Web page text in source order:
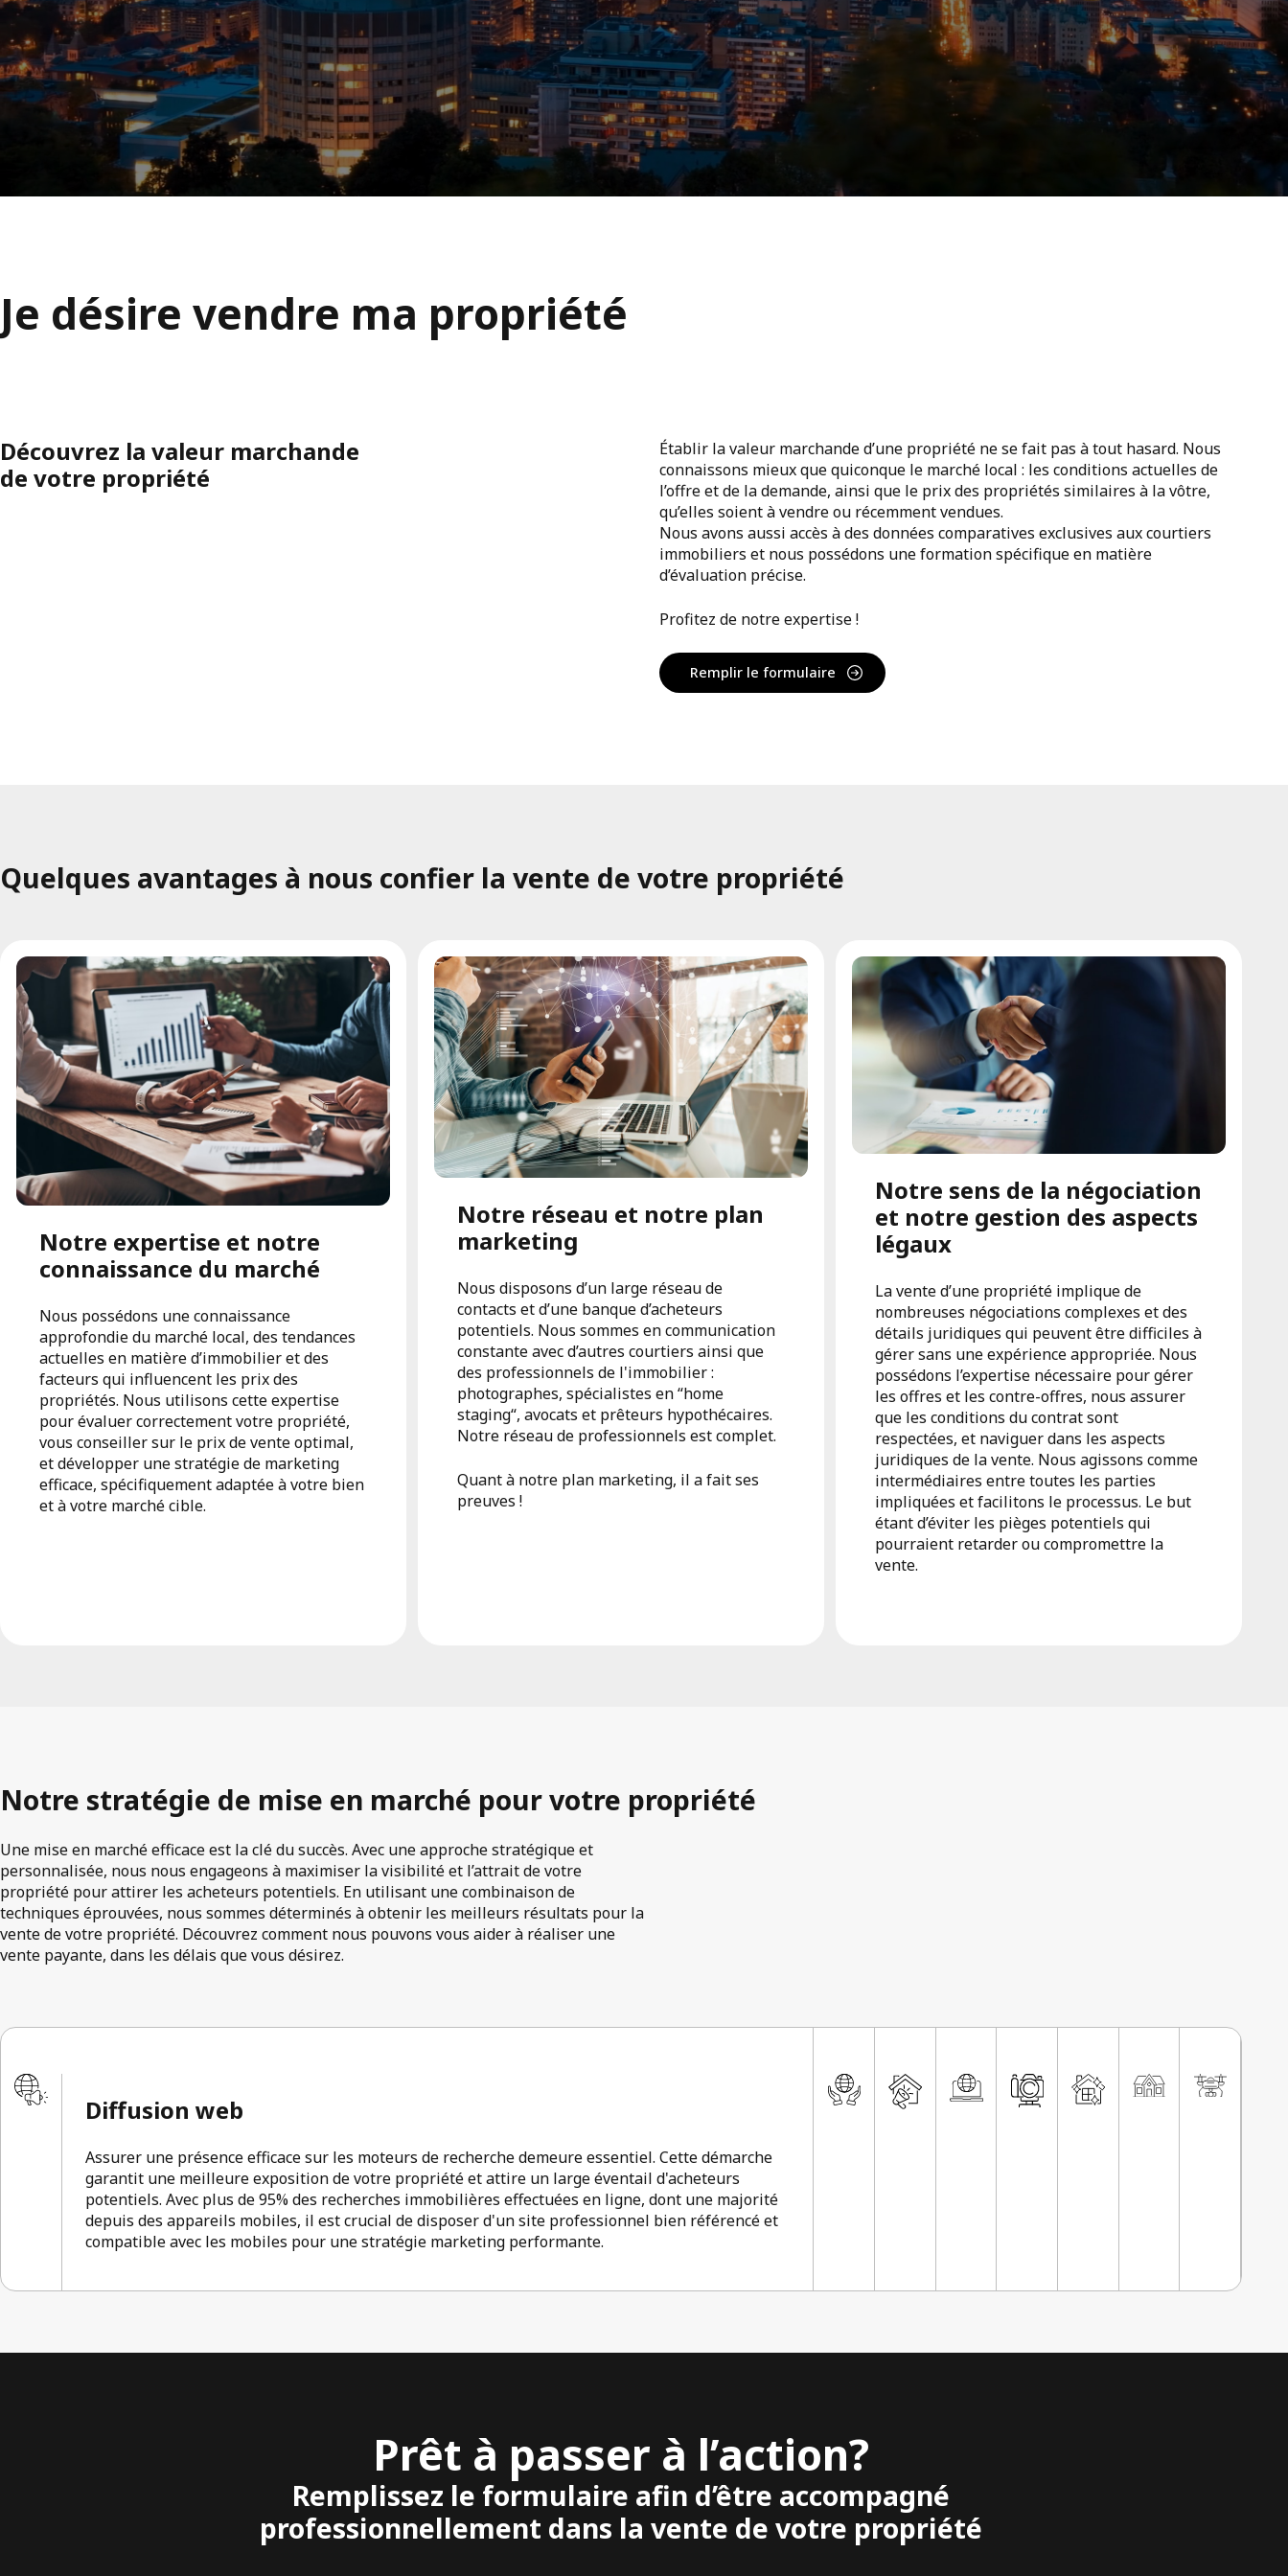
Je désire vendre ma propriété
Découvrez la valeur marchande
de votre propriété
Établir la valeur marchande d’une propriété ne se fait pas à tout hasard. Nous
connaissons mieux que quiconque le marché local : les conditions actuelles de
l’offre et de la demande, ainsi que le prix des propriétés similaires à la vôtre,
qu’elles soient à vendre ou récemment vendues.
Nous avons aussi accès à des données comparatives exclusives aux courtiers
immobiliers et nous possédons une formation spécifique en matière
d’évaluation précise.
Profitez de notre expertise !
Remplir le formulaire
Quelques avantages à nous confier la vente de votre propriété
Notre expertise et notre
connaissance du marché
Nous possédons une connaissance
approfondie du marché local, des tendances
actuelles en matière d’immobilier et des
facteurs qui influencent les prix des
propriétés. Nous utilisons cette expertise
pour évaluer correctement votre propriété,
vous conseiller sur le prix de vente optimal,
et développer une stratégie de marketing
efficace, spécifiquement adaptée à votre bien
et à votre marché cible.
Notre réseau et notre plan
marketing
Nous disposons d’un large réseau de
contacts et d’une banque d’acheteurs
potentiels. Nous sommes en communication
constante avec d’autres courtiers ainsi que
des professionnels de l'immobilier :
photographes, spécialistes en “home
staging“, avocats et prêteurs hypothécaires.
Notre réseau de professionnels est complet.
Quant à notre plan marketing, il a fait ses
preuves !
Notre sens de la négociation
et notre gestion des aspects
légaux
La vente d’une propriété implique de
nombreuses négociations complexes et des
détails juridiques qui peuvent être difficiles à
gérer sans une expérience appropriée. Nous
possédons l’expertise nécessaire pour gérer
les offres et les contre-offres, nous assurer
que les conditions du contrat sont
respectées, et naviguer dans les aspects
juridiques de la vente. Nous agissons comme
intermédiaires entre toutes les parties
impliquées et facilitons le processus. Le but
étant d’éviter les pièges potentiels qui
pourraient retarder ou compromettre la
vente.
Notre stratégie de mise en marché pour votre propriété
Une mise en marché efficace est la clé du succès. Avec une approche stratégique et
personnalisée, nous nous engageons à maximiser la visibilité et l’attrait de votre
propriété pour attirer les acheteurs potentiels. En utilisant une combinaison de
techniques éprouvées, nous sommes déterminés à obtenir les meilleurs résultats pour la
vente de votre propriété. Découvrez comment nous pouvons vous aider à réaliser une
vente payante, dans les délais que vous désirez.
Diffusion web
Assurer une présence efficace sur les moteurs de recherche demeure essentiel. Cette démarche
garantit une meilleure exposition de votre propriété et attire un large éventail d'acheteurs
potentiels. Avec plus de 95% des recherches immobilières effectuées en ligne, dont une majorité
depuis des appareils mobiles, il est crucial de disposer d'un site professionnel bien référencé et
compatible avec les mobiles pour une stratégie marketing performante.
Prêt à passer à l’action?
Remplissez le formulaire afin d’être accompagné
professionnellement dans la vente de votre propriété